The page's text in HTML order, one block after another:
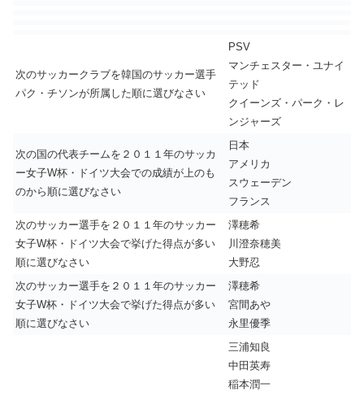
次のサッカークラブを韓国のサッカー選手
パク・チソンが所属した順に選びなさい
PSV
マンチェスター・ユナイ
テッド
クイーンズ・パーク・レ
ンジャーズ
次の国の代表チームを２０１１年のサッカ
ー女子W杯・ドイツ大会での成績が上のも
のから順に選びなさい
日本
アメリカ
スウェーデン
フランス
次のサッカー選手を２０１１年のサッカー
女子W杯・ドイツ大会で挙げた得点が多い
順に選びなさい
澤穂希
川澄奈穂美
大野忍
次のサッカー選手を２０１１年のサッカー
女子W杯・ドイツ大会で挙げた得点が多い
順に選びなさい
澤穂希
宮間あや
永里優季
三浦知良
中田英寿
稲本潤一